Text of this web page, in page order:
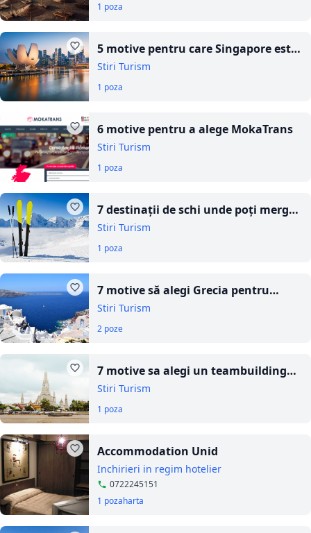
1 poza
5 motive pentru care Singapore este
una dintre cele mai moderne
destinații din Asia
Stiri Turism
1 poza
6 motive pentru a alege MokaTrans
Stiri Turism
1 poza
7 destinații de schi unde poţi merge
cu autorulota în Austria
Stiri Turism
1 poza
7 motive să alegi Grecia pentru
concediul din vara asta
Stiri Turism
2 poze
7 motive sa alegi un teambuilding
pentru firma in afara tarii?
Stiri Turism
1 poza
Accommodation Unid
Inchirieri in regim hotelier
0722245151
1 pozaharta